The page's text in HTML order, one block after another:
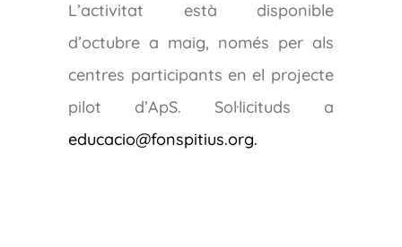
L’activitat està disponible
d’octubre a maig, només per als
centres participants en el projecte
pilot d’ApS. Sol·licituds a
educacio@fonspitius.org.